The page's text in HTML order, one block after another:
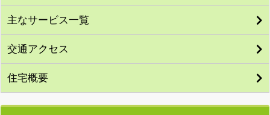
主なサービス一覧
交通アクセス
住宅概要